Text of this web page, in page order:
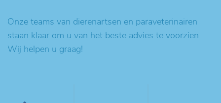
Onze teams van dierenartsen en paraveterinairen
staan klaar om u van het beste advies te voorzien.
Wij helpen u graag!